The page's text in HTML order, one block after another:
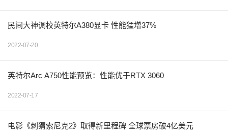
民间大神调校英特尔A380显卡 性能猛增37%
2022-07-20
英特尔Arc A750性能预览：性能优于RTX 3060
2022-07-17
电影《刺猬索尼克2》取得新里程碑 全球票房破4亿美元